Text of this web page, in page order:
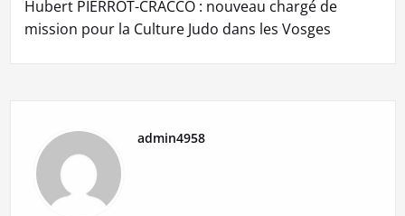
Hubert PIERROT-CRACCO : nouveau chargé de
mission pour la Culture Judo dans les Vosges
admin4958